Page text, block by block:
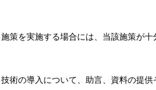
策を実施する場合には、当該施策が
術の導入について、助言、資料の提